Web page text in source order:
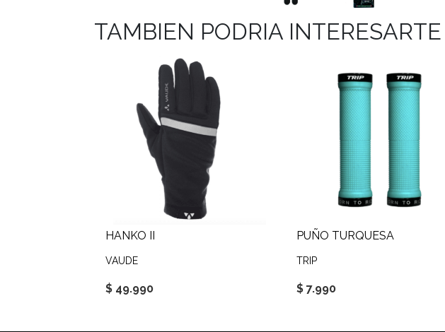
TAMBIEN PODRIA INTERESARTE
HANKO II
VAUDE
$ 49.990
PUÑO TURQUESA
TRIP
$ 7.990